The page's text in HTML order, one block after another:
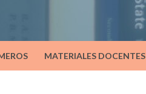
MATERIALES DOCENTES